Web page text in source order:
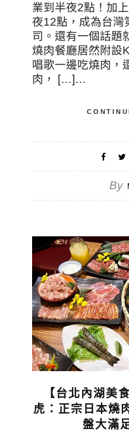
業到半夜2點！加
夜12點，成為台灣
司。還有一個話題
燒肉餐廳居然附設
唱歌一邊吃燒肉，
肉， […]…
By
【台北內湖美
虎：正宗日本燒
盤大滿